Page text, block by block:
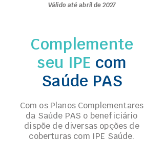
Válido até abril de 2027
Complemente
seu IPE com
Saúde PAS
Com os Planos Complementares
da Saúde PAS o beneficiário
dispõe de diversas opções de
coberturas com IPE Saúde.